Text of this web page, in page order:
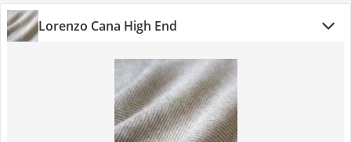
Lorenzo Cana High End